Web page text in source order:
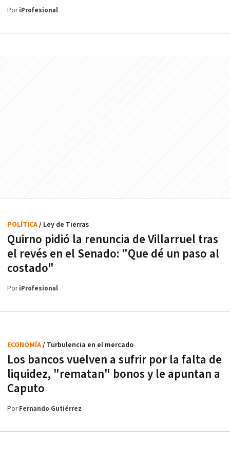
PoriProfesional
Quirno pidió la renuncia de Villarruel tras
el revés en el Senado: "Que dé un paso al
costado"
POLÍTICA/ Ley de Tierras
PoriProfesional
Los bancos vuelven a sufrir por la falta de
liquidez, "rematan" bonos y le apuntan a
Caputo
ECONOMÍA/ Turbulencia en el mercado
PorFernando Gutiérrez